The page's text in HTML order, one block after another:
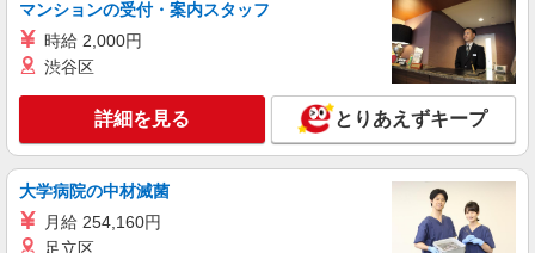
月給 254,968円 〜 343,932円 ※給与幅は経
験・能力により考慮 賞与あり 交通費あり／40,000
円まで 4大卒は264,600円〜 ※経験加算あり 調整
手当 23,568円〜24,600円 特勤手当 20,000円〜
20,000円 処遇改善手当 15,000円〜15,000円
■隅田学園（私立認可保育園） 東京都足立区中
キープ 詳細を見る
アルバイト
大空と大地のなーさりぃ扇大橋園
マンションの受付・案内スタッフ
時給 2,000円
渋谷区
詳細を見る とりあえずキープ
大学病院の中材滅菌
月給 254,160円
足立区